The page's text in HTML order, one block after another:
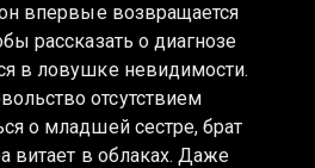
впервые возвращается
рассказать о диагнозе
в ловушке невидимости.
отсутствием
о младшей сестре, брат
витает в облаках. Даже